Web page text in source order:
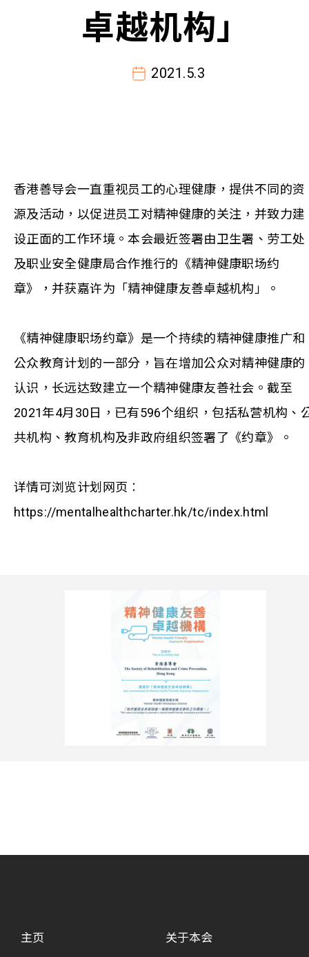
卓越机构」
2021.5.3
香港善导会一直重视员工的心理健康，提供不同的资
源及活动，以促进员工对精神健康的关注，并致力建
设正面的工作环境。本会最近签署由卫生署、劳工处
及职业安全健康局合作推行的《精神健康职场约
章》，并获嘉许为「精神健康友善卓越机构」。
《精神健康职场约章》是一个持续的精神健康推广和
公众教育计划的一部分，旨在增加公众对精神健康的
认识，长远达致建立一个精神健康友善社会。截至
2021年4月30日，已有596个组织，包括私营机构、
共机构、教育机构及非政府组织签署了《约章》。
详情可浏览计划网页︰
https://mentalhealthcharter.hk/tc/index.html
主页 关于本会